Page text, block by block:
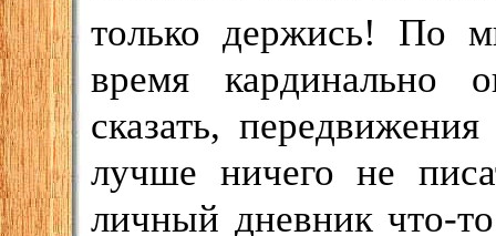
только держись! По
время кардинально
сказать,
лучше ничего не
личный дневник что-